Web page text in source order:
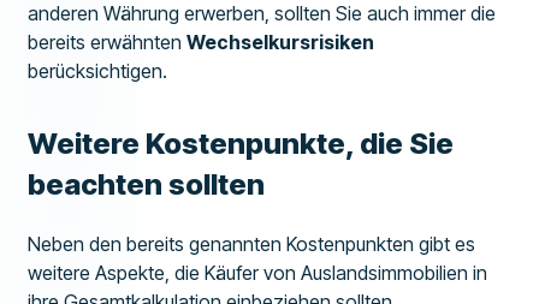
anderen Währung erwerben, sollten Sie auch immer die
bereits erwähntenWechselkursrisiken
berücksichtigen.
Weitere Kostenpunkte, die Sie
beachten sollten
Neben den bereits genannten Kostenpunkten gibt es
weitere Aspekte, die Käufer von Auslandsimmobilien in